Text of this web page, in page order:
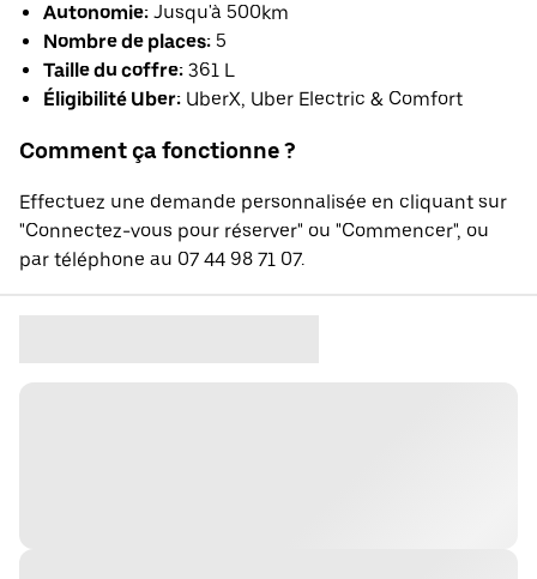
Autonomie: Jusqu'à 500km
Nombre de places: 5
Taille du coffre: 361 L
Éligibilité Uber: UberX, Uber Electric & Comfort
Comment ça fonctionne ?
Effectuez une demande personnalisée en cliquant sur
"Connectez-vous pour réserver" ou "Commencer", ou
par téléphone au 07 44 98 71 07.